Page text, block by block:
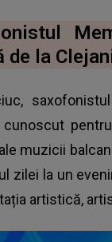
la
cunoscut
muzicii
zilei la un
artistică,